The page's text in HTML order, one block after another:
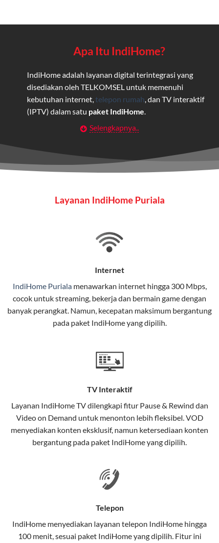
Apa Itu IndiHome?
IndiHome adalah layanan digital terintegrasi yang
disediakan oleh TELKOMSEL untuk memenuhi
kebutuhan internet, telepon rumah , dan TV interaktif
(IPTV) dalam satu paket IndiHome
Layanan Wifi Indihome ini dirancang untuk
maupun individu yang membutuhkan konektivitas dan
hiburan berkualitas tinggi.
pengguna rumah dan bisnis.
stabil, dan memiliki berbagai pilihan paket IndiHome
Selain internet, layanan IndiHome juga mencakup TV
interaktif (IndiHome TV) dan telepon rumah dalam
satu paket.
Teknologi di Balik WiFi IndiHome
Wifi IndiHome menggunakan teknologi Fiber To The
menggunakan kabel serat optik hingga ke rumah
pelanggan. Teknologi ini memiliki beberapa
keunggulan:
Kecepatan Tinggi
dibandingkan kabel tembaga atau DSL.
elektromagnetik, sehingga koneksi tetap lancar.
Selengkapnya..
Layanan IndiHome Puriala
Internet
IndiHome Purialamenawarkan internethingga 300 Mbps,
cocok untuk streaming, bekerja dan bermain game dengan
banyak perangkat. Namun, kecepatan maksimum bergantung
pada paket IndiHome yang dipilih.
TV Interaktif
Layanan IndiHome TVdilengkapi fitur Pause & Rewind dan
Video on Demand untuk menonton lebih fleksibel. VOD
menyediakan konten eksklusif, namun ketersediaan konten
bergantung pada paket IndiHome yang dipilih.
Telepon
IndiHome menyediakan layanan telepon IndiHome hingga
100 menit, sesuai paket IndiHome yang dipilih. Fitur ini